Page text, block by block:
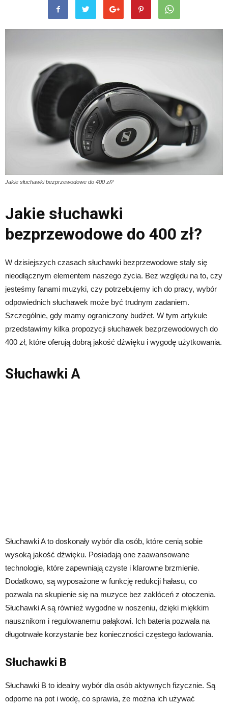
Jakie słuchawki bezprzewodowe do 400 zł?
Jakie słuchawki
bezprzewodowe do 400 zł?
W dzisiejszych czasach słuchawki bezprzewodowe stały się
nieodłącznym elementem naszego życia. Bez względu na to, czy
jesteśmy fanami muzyki, czy potrzebujemy ich do pracy, wybór
odpowiednich słuchawek może być trudnym zadaniem.
Szczególnie, gdy mamy ograniczony budżet. W tym artykule
przedstawimy kilka propozycji słuchawek bezprzewodowych do
400 zł, które oferują dobrą jakość dźwięku i wygodę użytkowania.
Słuchawki A
Słuchawki A to doskonały wybór dla osób, które cenią sobie
wysoką jakość dźwięku. Posiadają one zaawansowane
technologie, które zapewniają czyste i klarowne brzmienie.
Dodatkowo, są wyposażone w funkcję redukcji hałasu, co
pozwala na skupienie się na muzyce bez zakłóceń z otoczenia.
Słuchawki A są również wygodne w noszeniu, dzięki miękkim
nausznikom i regulowanemu pałąkowi. Ich bateria pozwala na
długotrwałe korzystanie bez konieczności częstego ładowania.
Słuchawki B
Słuchawki B to idealny wybór dla osób aktywnych fizycznie. Są
odporne na pot i wodę, co sprawia, że można ich używać